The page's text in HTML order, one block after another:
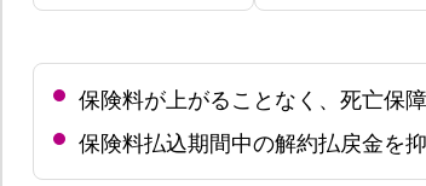
保険料が上がることなく、死亡保
保険料払込期間中の解約払戻金を